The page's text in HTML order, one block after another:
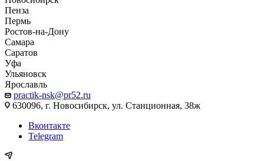
Пенза
Пермь
Ростов-на-Дону
Самара
Саратов
Уфа
Ульяновск
Ярославль
practik-nsk@pr52.ru
630096, г. Новосибирск, ул. Станционная, 38ж
Вконтакте
Telegram